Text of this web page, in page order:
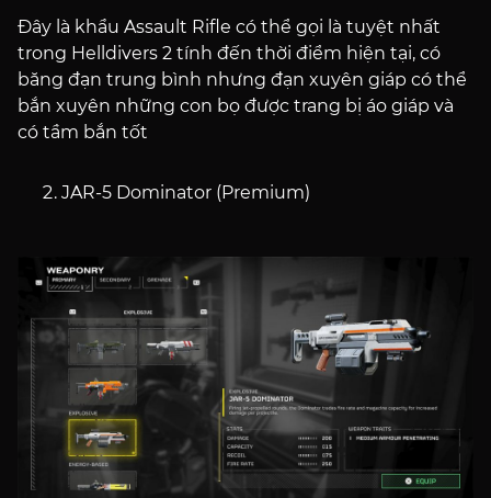
Đây là khẩu Assault Rifle có thể gọi là tuyệt nhất
trong Helldivers 2 tính đến thời điểm hiện tại, có
băng đạn trung bình nhưng đạn xuyên giáp có thể
bắn xuyên những con bọ được trang bị áo giáp và
có tầm bắn tốt
JAR-5 Dominator (Premium)